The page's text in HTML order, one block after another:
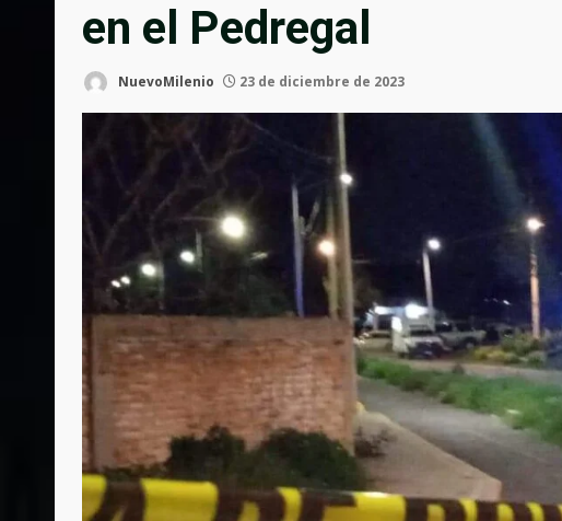
en el Pedregal
NuevoMilenio 23 de diciembre de 2023